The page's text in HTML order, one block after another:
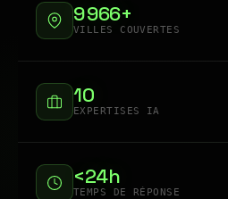
9 966+
VILLES COUVERTES
10
EXPERTISES IA
<24h
TEMPS DE RÉPONSE